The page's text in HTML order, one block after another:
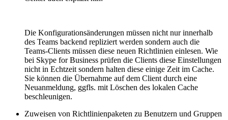
Die Konfigurationsänderungen müssen nicht nur innerhalb
des Teams backend repliziert werden sondern auch die
Teams-Clients müssen diese neuen Richtlinien einlesen. Wie
bei Skype for Business prüfen die Clients diese Einstellungen
nicht in Echtzeit sondern halten diese einige Zeit im Cache.
Sie können die Übernahme auf dem Client durch eine
Neuanmeldung, ggfls. mit Löschen des lokalen Cache
beschleunigen.
Zuweisen von Richtlinienpaketen zu Benutzern und Gruppen